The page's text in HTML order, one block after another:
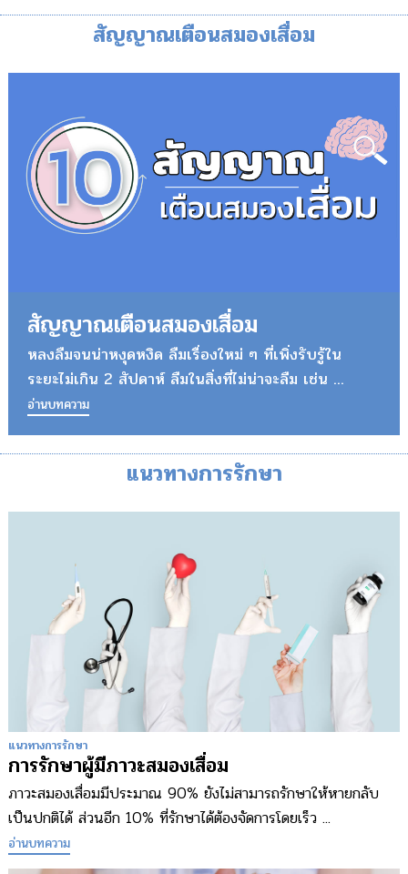
สัญญาณเตือนสมองเสื่อม
สัญญาณเตือนสมองเสื่อม
หลงลืมจนน่าหงุดหงิด ลืมเรื่องใหม่ ๆ ที่เพิ่งรับรู้ใน
ระยะไม่เกิน 2 สัปดาห์ ลืมในสิ่งที่ไม่น่าจะลืม เช่น ...
อ่านบทความ
แนวทางการรักษา
แนวทางการรักษา
การรักษาผู้มีภาวะสมองเสื่อม
ภาวะสมองเสื่อมมีประมาณ 90% ยังไม่สามารถรักษาให้หายกลับ
เป็นปกติได้ ส่วนอีก 10% ที่รักษาได้ต้องจัดการโดยเร็ว ...
อ่านบทความ